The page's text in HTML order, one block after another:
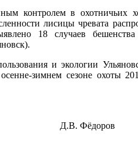
контролем в охотничьих
лисицы чревата
18 случаев бешенства
и экологии
зимнем сезоне охоты